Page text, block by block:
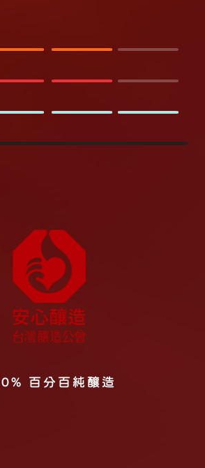
百分百純釀造